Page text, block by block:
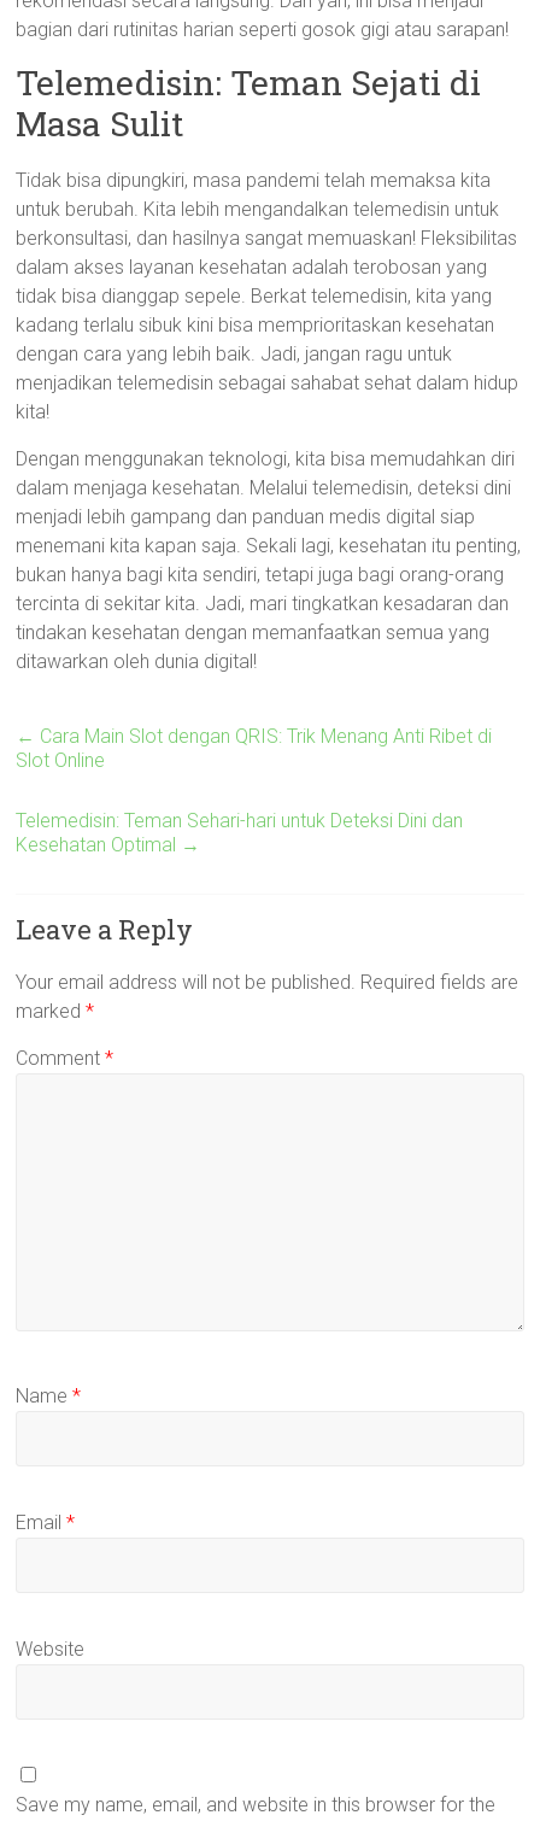
bagian dari rutinitas harian seperti gosok gigi atau sarapan!
Telemedisin: Teman Sejati di
Masa Sulit
Tidak bisa dipungkiri, masa pandemi telah memaksa kita
untuk berubah. Kita lebih mengandalkan telemedisin untuk
berkonsultasi, dan hasilnya sangat memuaskan! Fleksibilitas
dalam akses layanan kesehatan adalah terobosan yang
tidak bisa dianggap sepele. Berkat telemedisin, kita yang
kadang terlalu sibuk kini bisa memprioritaskan kesehatan
dengan cara yang lebih baik. Jadi, jangan ragu untuk
menjadikan telemedisin sebagai sahabat sehat dalam hidup
kita!
Dengan menggunakan teknologi, kita bisa memudahkan diri
dalam menjaga kesehatan. Melalui telemedisin, deteksi dini
menjadi lebih gampang dan panduan medis digital siap
menemani kita kapan saja. Sekali lagi, kesehatan itu penting,
bukan hanya bagi kita sendiri, tetapi juga bagi orang-orang
tercinta di sekitar kita. Jadi, mari tingkatkan kesadaran dan
tindakan kesehatan dengan memanfaatkan semua yang
ditawarkan oleh dunia digital!
← Cara Main Slot dengan QRIS: Trik Menang Anti Ribet di
Slot Online
Telemedisin: Teman Sehari-hari untuk Deteksi Dini dan
Kesehatan Optimal →
Leave a Reply
Your email address will not be published. Required fields are
marked*
Comment*
Name*
Email*
Website
Save my name, email, and website in this browser for the